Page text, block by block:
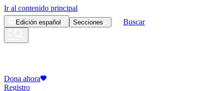
Ir al contenido principal
Edición español Secciones Buscar
Dona ahora
Registro